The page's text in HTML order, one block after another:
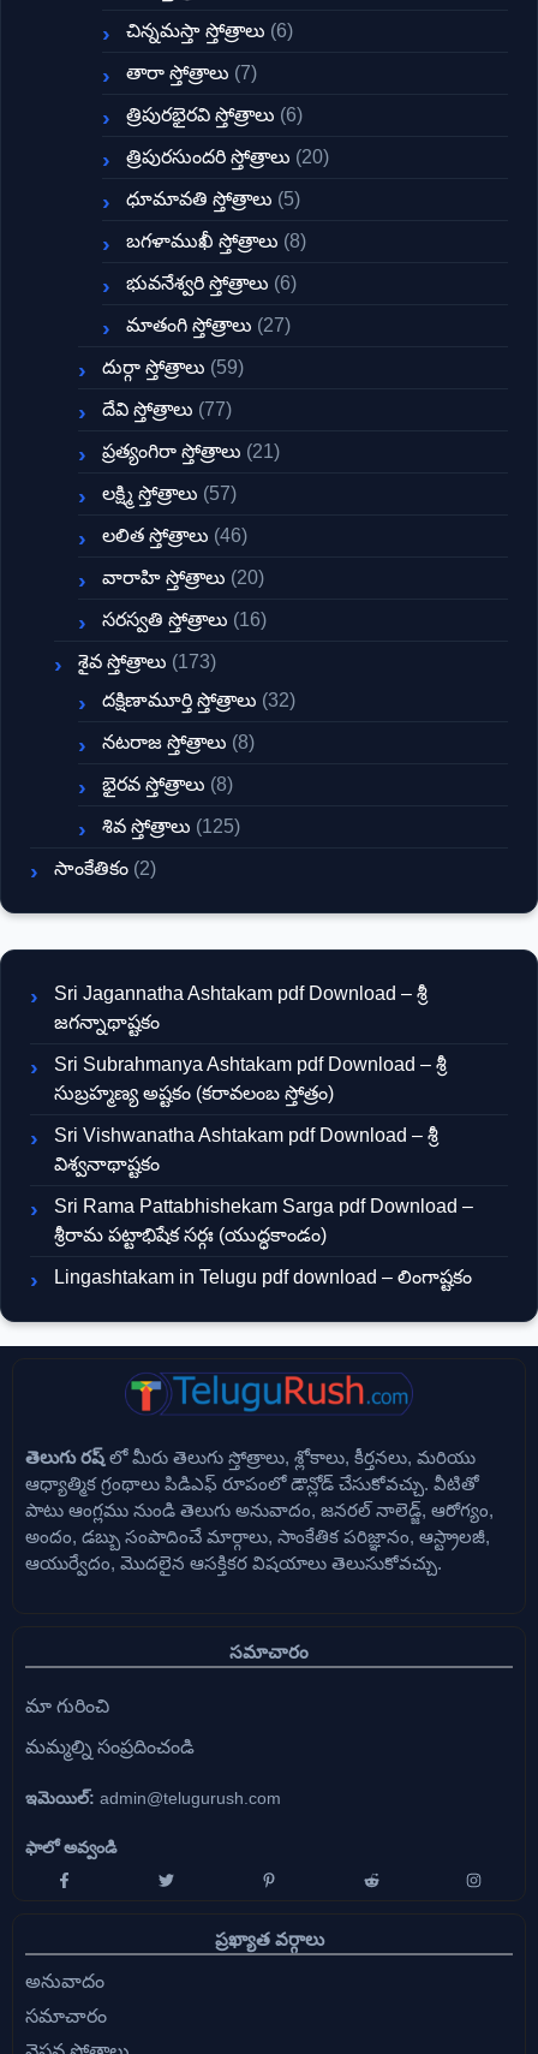
చిన్నమస్తా స్తోత్రాలు (6)
తారా స్తోత్రాలు (7)
త్రిపురభైరవి స్తోత్రాలు (6)
త్రిపురసుందరి స్తోత్రాలు (20)
ధూమావతి స్తోత్రాలు (5)
బగళాముఖీ స్తోత్రాలు (8)
భువనేశ్వరి స్తోత్రాలు (6)
మాతంగి స్తోత్రాలు (27)
దుర్గా స్తోత్రాలు (59)
దేవి స్తోత్రాలు (77)
ప్రత్యంగిరా స్తోత్రాలు (21)
లక్ష్మి స్తోత్రాలు (57)
లలిత స్తోత్రాలు (46)
వారాహి స్తోత్రాలు (20)
సరస్వతి స్తోత్రాలు (16)
శైవ స్తోత్రాలు (173)
దక్షిణామూర్తి స్తోత్రాలు (32)
నటరాజ స్తోత్రాలు (8)
భైరవ స్తోత్రాలు (8)
శివ స్తోత్రాలు (125)
సాంకేతికం (2)
Sri Jagannatha Ashtakam pdf Download – శ్రీ
జగన్నాథాష్టకం
Sri Subrahmanya Ashtakam pdf Download – శ్రీ
సుబ్రహ్మణ్య అష్టకం (కరావలంబ స్తోత్రం)
Sri Vishwanatha Ashtakam pdf Download – శ్రీ
విశ్వనాథాష్టకం
Sri Rama Pattabhishekam Sarga pdf Download –
శ్రీరామ పట్టాభిషేక సర్గః (యుద్ధకాండం)
Lingashtakam in Telugu pdf download – లింగాష్టకం
తెలుగు రష్ లో మీరు తెలుగు స్తోత్రాలు, శ్లోకాలు, కీర్తనలు, మరియు
ఆధ్యాత్మిక గ్రంథాలు పిడిఎఫ్ రూపంలో డౌన్లోడ్ చేసుకోవచ్చు. వీటితో
పాటు ఆంగ్లము నుండి తెలుగు అనువాదం, జనరల్ నాలెడ్జ్, ఆరోగ్యం,
అందం, డబ్బు సంపాదించే మార్గాలు, సాంకేతిక పరిజ్ఞానం, ఆస్ట్రాలజీ,
ఆయుర్వేదం, మొదలైన ఆసక్తికర విషయాలు తెలుసుకోవచ్చు.
సమాచారం
మా గురించి
మమ్మల్ని సంప్రదించండి
ఇమెయిల్: admin@telugurush.com
ఫాలో అవ్వండి
ప్రఖ్యాత వర్గాలు
అనువాదం
సమాచారం